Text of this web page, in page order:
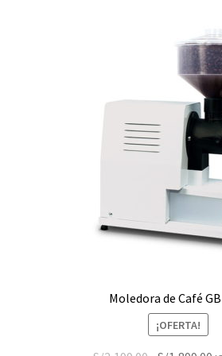
Moledora de Café
¡OFERTA!